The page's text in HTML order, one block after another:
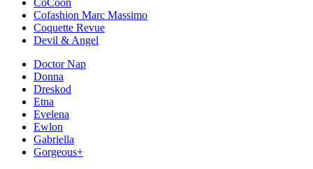
CoCoon
Cofashion Marc Massimo
Coquette Revue
Devil & Angel
Doctor Nap
Donna
Dreskod
Etna
Evelena
Ewlon
Gabriella
Gorgeous+